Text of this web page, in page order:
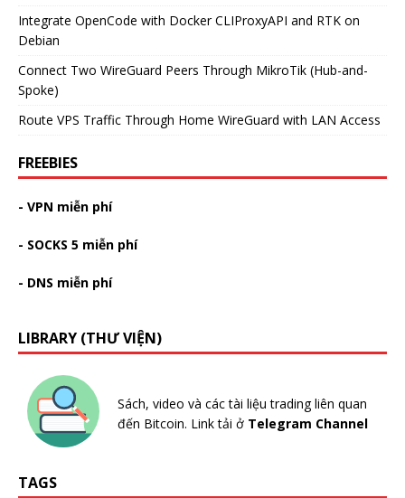
Integrate OpenCode with Docker CLIProxyAPI and RTK on
Debian
Connect Two WireGuard Peers Through MikroTik (Hub-and-
Spoke)
Route VPS Traffic Through Home WireGuard with LAN Access
FREEBIES
- VPN miễn phí
- SOCKS 5 miễn phí
- DNS miễn phí
LIBRARY (THƯ VIỆN)
Sách, video và các tài liệu trading liên quan
đến Bitcoin. Link tải ở Telegram Channel
TAGS